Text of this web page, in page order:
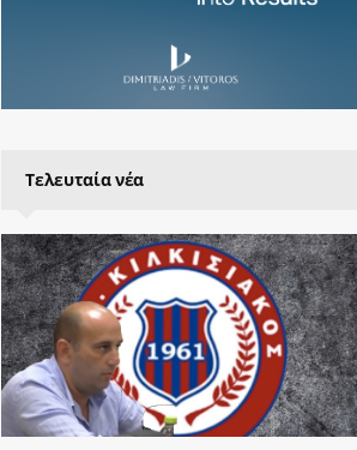
Τελευταία νέα